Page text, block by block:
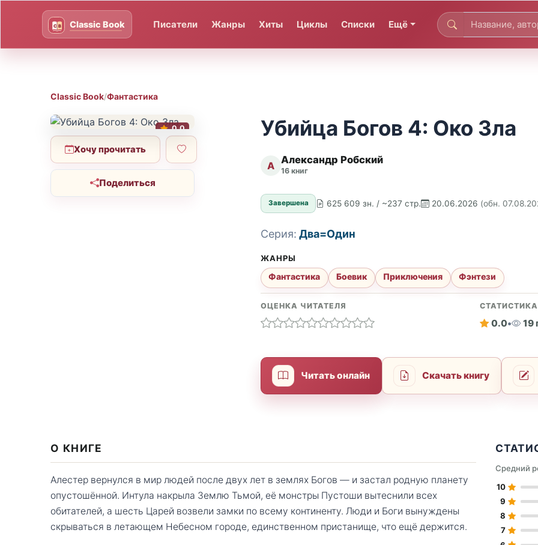
Писатели Жанры Хиты Циклы Списки Ещё
Classic Book/Фантастика
0.0
Хочу прочитать
Поделиться
Убийца Богов 4: Око Зла
А Александр Робский
16 книг
Завершена 625 609 зн. / ~237 стр. 20.06.2026 (обн.
Серия: Два=Один
ЖАНРЫ
Фантастика Боевик Приключения Фэнтези
ОЦЕНКА ЧИТАТЕЛЯ СТАТИСТИКА
0.0• 19
Читать онлайн Скачать книгу
О КНИГЕ
Алестер вернулся в мир людей после двух лет в землях Богов — и застал родную планету
опустошённой. Интула накрыла Землю Тьмой, её монстры Пустоши вытеснили всех
обитателей, а шесть Царей возвели замки по всему континенту. Люди и Боги вынуждены
скрываться в летающем Небесном городе, единственном пристанище, что ещё держится.
Средний
10
9
8
7